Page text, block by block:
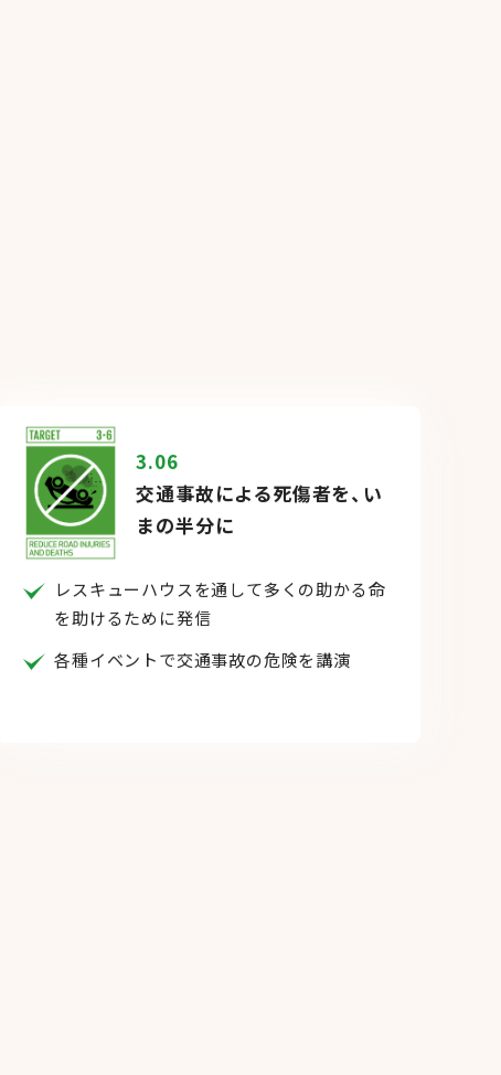
3.06
交通事故による死傷者を、い
まの半分に
レスキューハウスを通して多くの助かる命
を助けるために発信
各種イベントで交通事故の危険を講演